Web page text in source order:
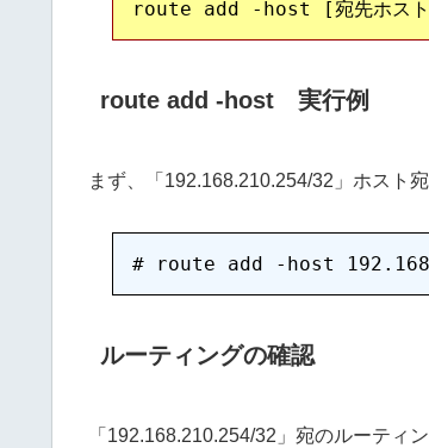
route add -host 実行例
まず、「192.168.210.254/32」ホスト
ルーティングの確認
「192.168.210.254/32」宛のルーティ